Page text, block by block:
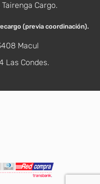
Cargo.
(previa coordinación).
Macul
Las Condes.